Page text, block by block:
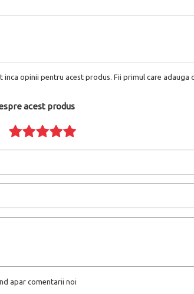
inca opinii pentru acest produs. Fii primul care adauga
acest produs
apar comentarii noi